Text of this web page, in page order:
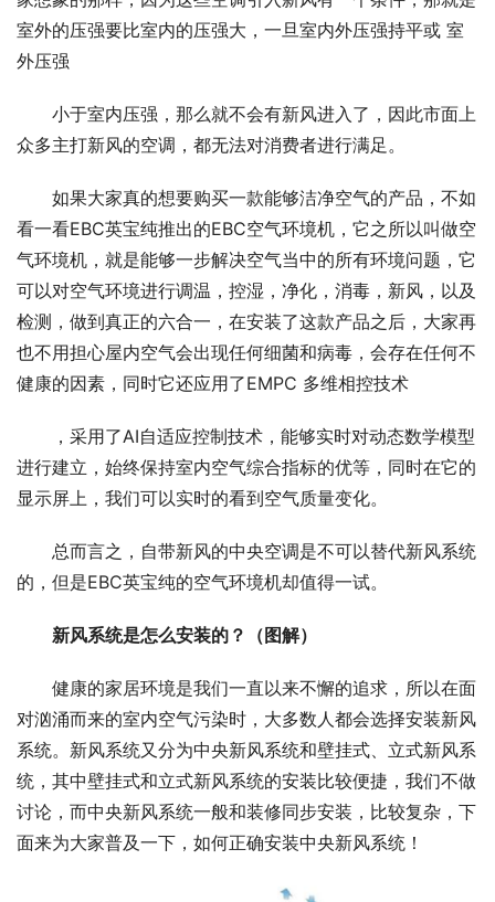
室外的压强要比室内的压强大，一旦室内外压强持平或 室
外压强
小于室内压强，那么就不会有新风进入了，因此市面上
众多主打新风的空调，都无法对消费者进行满足。
如果大家真的想要购买一款能够洁净空气的产品，不如
看一看EBC英宝纯推出的EBC空气环境机，它之所以叫做空
气环境机，就是能够一步解决空气当中的所有环境问题，它
可以对空气环境进行调温，控湿，净化，消毒，新风，以及
检测，做到真正的六合一，在安装了这款产品之后，大家再
也不用担心屋内空气会出现任何细菌和病毒，会存在任何不
健康的因素，同时它还应用了EMPC 多维相控技术
，采用了AI自适应控制技术，能够实时对动态数学模型
进行建立，始终保持室内空气综合指标的优等，同时在它的
显示屏上，我们可以实时的看到空气质量变化。
总而言之，自带新风的中央空调是不可以替代新风系统
的，但是EBC英宝纯的空气环境机却值得一试。
新风系统是怎么安装的？（图解）
健康的家居环境是我们一直以来不懈的追求，所以在面
对汹涌而来的室内空气污染时，大多数人都会选择安装新风
系统。新风系统又分为中央新风系统和壁挂式、立式新风系
统，其中壁挂式和立式新风系统的安装比较便捷，我们不做
讨论，而中央新风系统一般和装修同步安装，比较复杂，下
面来为大家普及一下，如何正确安装中央新风系统！